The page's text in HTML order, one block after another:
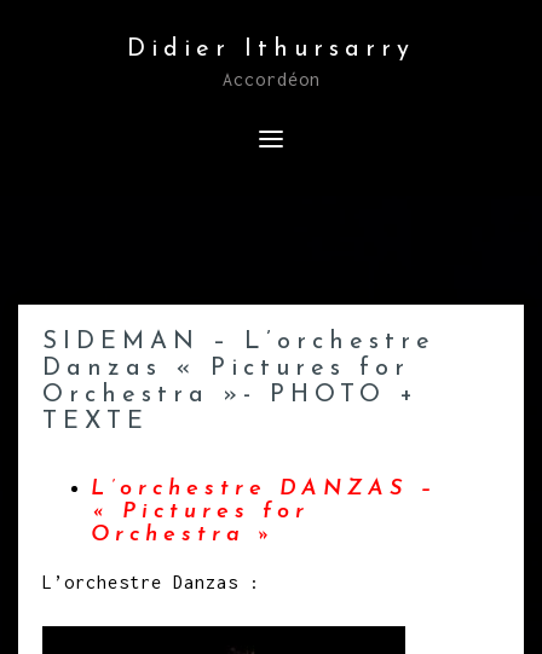
Didier Ithursarry
Accordéon
SIDEMAN – L’orchestre
Danzas « Pictures for
Orchestra »- PHOTO +
TEXTE
L’orchestre DANZAS –
« Pictures for
Orchestra »
L’orchestre Danzas :